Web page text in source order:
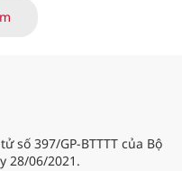
số 397/GP-BTTTT của Bộ
28/06/2021.